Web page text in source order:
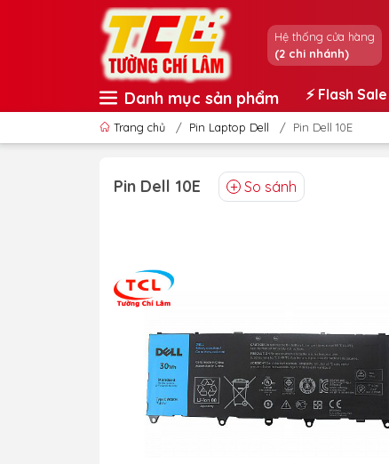
Hệ thống cửa hàng
(2 chi nhánh)
Danh mục sản phẩm ⚡️ Flash Sale
Trang chủ / Pin Laptop Dell / Pin Dell 10E
Pin Dell 10E So sánh